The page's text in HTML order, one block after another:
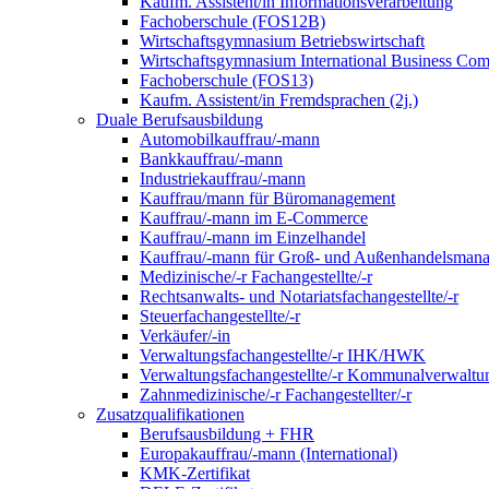
Fachoberschule (FOS12B)
Wirtschaftsgymnasium Betriebswirtschaft
Wirtschaftsgymnasium International Business
Fachoberschule (FOS13)
Kaufm. Assistent/in Fremdsprachen (2j.)
Duale Berufsausbildung
Automobilkauffrau/-mann
Bankkauffrau/-mann
Industriekauffrau/-mann
Kauffrau/mann für Büromanagement
Kauffrau/-mann im E-Commerce
Kauffrau/-mann im Einzelhandel
Kauffrau/-mann für Groß- und
Medizinische/-r Fachangestellte/-r
Rechtsanwalts- und Notariatsfachangestellte/-r
Steuerfachangestellte/-r
Verkäufer/-in
Verwaltungs­fach­angestellte/-r IHK/HWK
Verwaltungsfach­angestellte/-r
Zahnmedizinische/-r Fachangestellter/-r
Zusatzqualifikationen
Berufsausbildung + FHR
Europakauffrau/-mann (International)
KMK-Zertifikat